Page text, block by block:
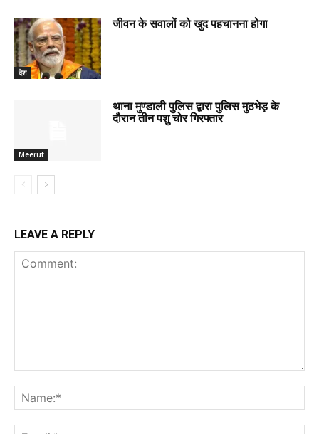
देश
जीवन के सवालों को खुद पहचानना होगा
Meerut
थाना मुण्डाली पुलिस द्वारा पुलिस मुठभेड़ के
दौरान तीन पशु चोर गिरफ्तार
LEAVE A REPLY